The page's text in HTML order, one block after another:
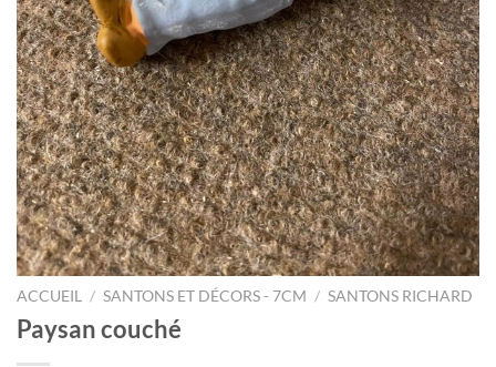
ACCUEIL / SANTONS ET DÉCORS - 7CM / SANTONS RICHARD
Paysan couché